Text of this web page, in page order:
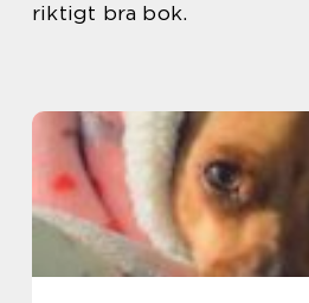
riktigt bra bok.